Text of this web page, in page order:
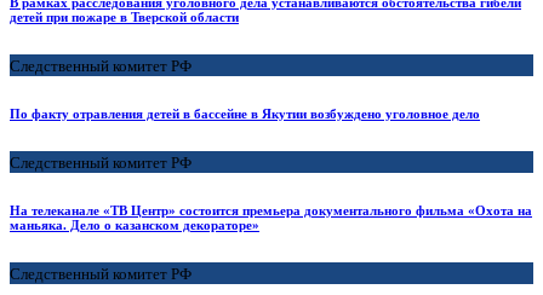
детей при пожаре в Тверской области
Следственный комитет РФ
По факту отравления детей в бассейне в Якутии возбуждено уголовное дело
Следственный комитет РФ
На телеканале «ТВ Центр» состоится премьера документального фильма «Охота на
маньяка. Дело о казанском декораторе»
Следственный комитет РФ